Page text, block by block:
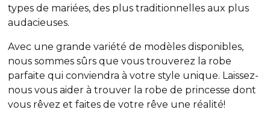
types de mariées, des plus traditionnelles aux plus
audacieuses.
Avec une grande variété de modèles disponibles,
nous sommes sûrs que vous trouverez la robe
parfaite qui conviendra à votre style unique. Laissez-
nous vous aider à trouver la robe de princesse dont
vous rêvez et faites de votre rêve une réalité!